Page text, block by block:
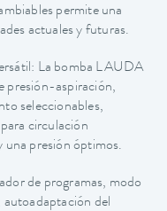
permite una
actuales y futuras.
La bomba LAUDA
presión-aspiración,
seleccionables,
circulación
una presión óptimos.
de programas, modo
autoadaptación del